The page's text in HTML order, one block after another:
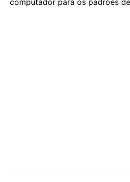
computador para os padrões